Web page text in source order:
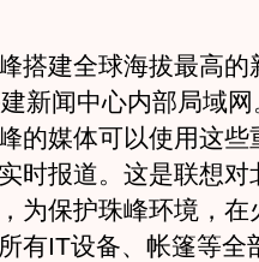
建全球海拔最高的
新闻中心内部局域
的媒体可以使用这些
时报道。这是联想
为保护珠峰环境，在
有IT设备、帐篷等全